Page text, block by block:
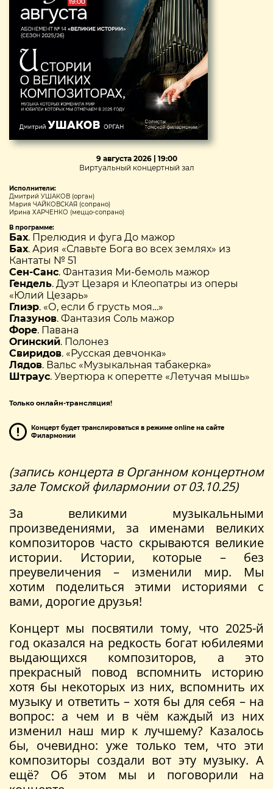
9 августа 2026 | 19:00
Виртуальный концертный зал
Исполнители:
Дмитрий УШАКОВ (орган)
Мария ЧАЙКОВСКАЯ (сопрано)
Ирина ХАРЧЕНКО (меццо-сопрано)
В программе:
Бах. Прелюдия и фуга До мажор
Бах. Ария «Славьте Бога во всех землях» из
Кантаты № 51
Сен-Санс. Фантазия Ми-бемоль мажор
Гендель. Дуэт Цезаря и Клеопатры из оперы
«Юлий Цезарь»
Глиэр. «О, если б грусть моя…»
Глазунов. Фантазия Соль мажор
Форе. Павана
Огинский. Полонез
Свиридов. «Русская девчонка»
Лядов. Вальс «Музыкальная табакерка»
Штраус. Увертюра к оперетте «Летучая мышь»
Только онлайн-трансляция!
Концерт будет транслироваться в режиме online на сайте
Филармонии
(запись концерта в Органном концертном
зале Томской филармонии от 03.10.25)
За великими музыкальными
произведениями, за именами великих
композиторов часто скрываются великие
истории. Истории, которые – без
преувеличения – изменили мир. Мы
хотим поделиться этими историями с
вами, дорогие друзья!
Концерт мы посвятили тому, что 2025-й
год оказался на редкость богат юбилеями
выдающихся композиторов, а это
прекрасный повод вспомнить историю
хотя бы некоторых из них, вспомнить их
музыку и ответить – хотя бы для себя – на
вопрос: а чем и в чём каждый из них
изменил наш мир к лучшему? Казалось
бы, очевидно: уже только тем, что эти
композиторы создали вот эту музыку. А
ещё? Об этом мы и поговорили на